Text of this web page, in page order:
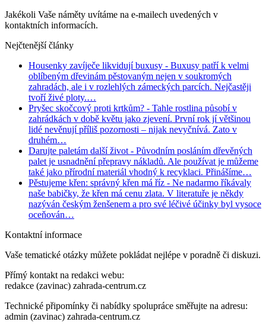
Jakékoli Vaše náměty uvítáme na e-mailech uvedených v
kontaktních informacích.
Nejčtenější články
Housenky zavíječe likvidují buxusy - Buxusy patří k velmi
oblíbeným dřevinám pěstovaným nejen v soukromých
zahradách, ale i v rozlehlých zámeckých parcích. Nejčastěji
tvoří živé ploty.…
Pryšec skočcový proti krtkům? - Tahle rostlina působí v
zahrádkách v době květu jako zjevení. První rok jí většinou
lidé nevěnují příliš pozornosti – nijak nevyčnívá. Zato v
druhém…
Darujte paletám další život - Původním posláním dřevěných
palet je usnadnění přepravy nákladů. Ale používat je můžeme
také jako přírodní materiál vhodný k recyklaci. Přinášíme…
Pěstujeme křen: správný křen má říz - Ne nadarmo říkávaly
naše babičky, že křen má cenu zlata. V literatuře je někdy
nazýván českým ženšenem a pro své léčivé účinky byl vysoce
oceňován…
Kontaktní informace
Vaše tematické otázky můžete pokládat nejlépe v poradně či diskuzi.
Přímý kontakt na redakci webu:
redakce (zavinac) zahrada-centrum.cz
Technické připomínky či nabídky spolupráce směřujte na adresu:
admin (zavinac) zahrada-centrum.cz